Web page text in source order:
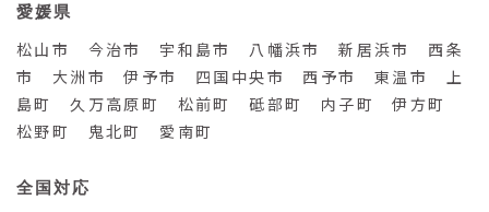
愛媛県
松山市 今治市 宇和島市 八幡浜市 新居浜市 西条
市 大洲市 伊予市 四国中央市 西予市 東温市 上
島町 久万高原町 松前町 砥部町 内子町 伊方町
松野町 鬼北町 愛南町
全国対応